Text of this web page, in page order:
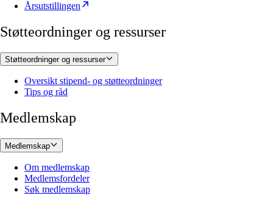
Årsutstillingen
Støtteordninger og ressurser
Støtteordninger og ressurser
Oversikt stipend- og støtteordninger
Tips og råd
Medlemskap
Medlemskap
Om medlemskap
Medlemsfordeler
Søk medlemskap